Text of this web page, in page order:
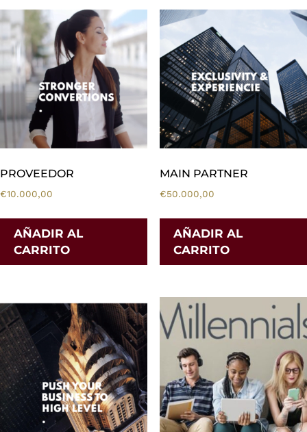
PROVEEDOR
€10.000,00
AÑADIR AL
CARRITO
MAIN PARTNER
€50.000,00
AÑADIR AL
CARRITO